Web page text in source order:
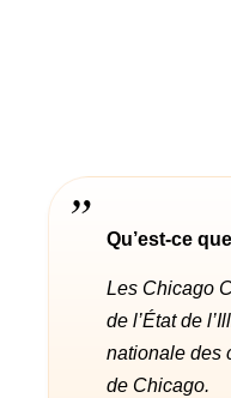
Qu’est-ce
Les Chicago
de l’État de
nationale des
de Chicago.